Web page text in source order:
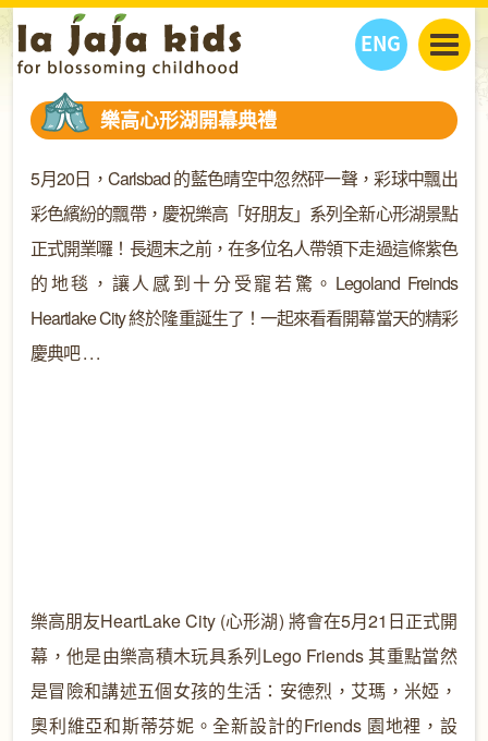
ENG
丫丫部落格
教學活動
人物專題
親子日曆
丫丫活動
親子好去處
丫丫之選
健康生活館
學習成長路
關於我們
我們的故事
聯絡
購 物
樂高心形湖開幕典禮
5月20日， Carlsbad的藍色晴空中忽然砰一聲，彩球中飄出
彩色繽紛的飄帶，慶祝樂高「好朋友」系列全新心形湖景點
正式開業囉！長週末之前，在多位名人帶領下走過這條紫色
的地毯，讓人感到十分受寵若驚。 Legoland Freinds
Heartlake City終於隆重誕生了！一起來看看開幕當天的精彩
慶典吧. . .
樂高朋友HeartLake City (心形湖) 將會在5月21 日正式開
幕，他是由樂高積木玩具系列Lego Friends其重點當然
是冒險和講述五個女孩的生活：安德烈，艾瑪，米婭，
奧利維亞和斯蒂芬妮。全新設計的Friends 園地裡，設